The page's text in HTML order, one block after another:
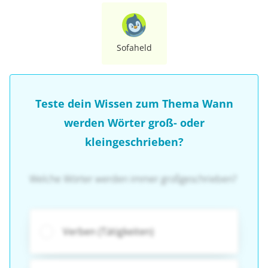
Sofaheld
Teste dein Wissen zum Thema Wann
werden Wörter groß- oder
kleingeschrieben?
Welche Wörter werden immer großgeschrieben?
Verben (Tätigkeiten)